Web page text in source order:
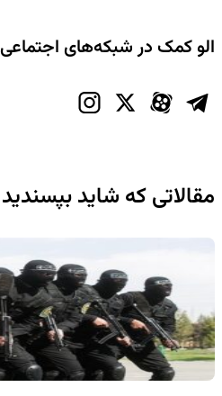
الو کمک در شبکه‌های اجتماعی
مقالاتی که شاید بپسندید